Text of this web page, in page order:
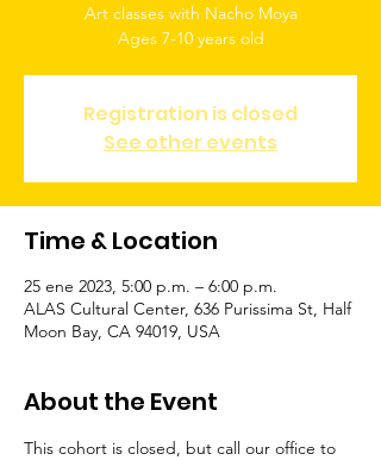
Art classes with Nacho Moya
Ages 7-10 years old
Registration is closed
See other events
Time & Location
25 ene 2023, 5:00 p.m. – 6:00 p.m.
ALAS Cultural Center, 636 Purissima St, Half
Moon Bay, CA 94019, USA
About the Event
This cohort is closed, but call our office to